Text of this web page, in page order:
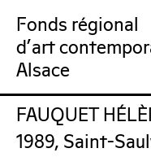
Fonds régional
d'art
Alsace
FRAC Alsace
FAUQUET
1989, Saint-